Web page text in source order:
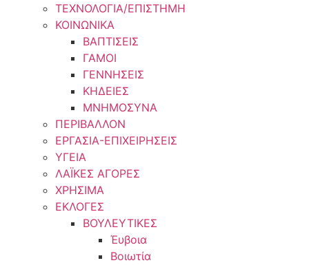
ΤΕΧΝΟΛΟΓΙΑ/ΕΠΙΣΤΗΜΗ
ΚΟΙΝΩΝΙΚΑ
ΒΑΠΤΙΣΕΙΣ
ΓΑΜΟΙ
ΓΕΝΝΗΣΕΙΣ
ΚΗΔΕΙΕΣ
ΜΝΗΜΟΣΥΝΑ
ΠΕΡΙΒΑΛΛΟΝ
ΕΡΓΑΣΙΑ-ΕΠΙΧΕΙΡΗΣΕΙΣ
ΥΓΕΙΑ
ΛΑΪΚΕΣ ΑΓΟΡΕΣ
ΧΡΗΣΙΜΑ
ΕΚΛΟΓΕΣ
ΒΟΥΛΕΥΤΙΚΕΣ
Έυβοια
Βοιωτία